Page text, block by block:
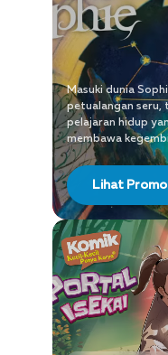
Masuki dunia
petualangan seru,
pelajaran hidup
membawa
seluruh keluarga.
Lihat Promo